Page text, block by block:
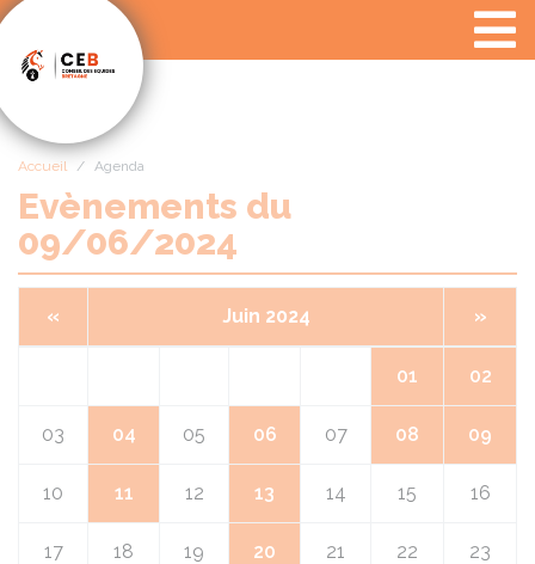
Accueil Agenda
Evènements du
09/06/2024
« Juin 2024 »
01 02
03 04 05 06 07 08 09
10 11 12 13 14 15 16
17 18 19 20 21 22 23
Panneau de gestion des cookies